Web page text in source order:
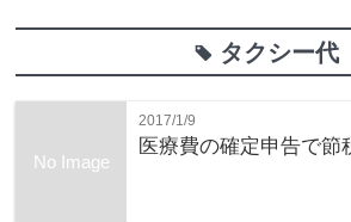
tag タクシー代
No Image
2017/1/9
医療費の確定申告で節